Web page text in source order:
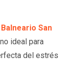
Balneario San
ideal para
del estrés